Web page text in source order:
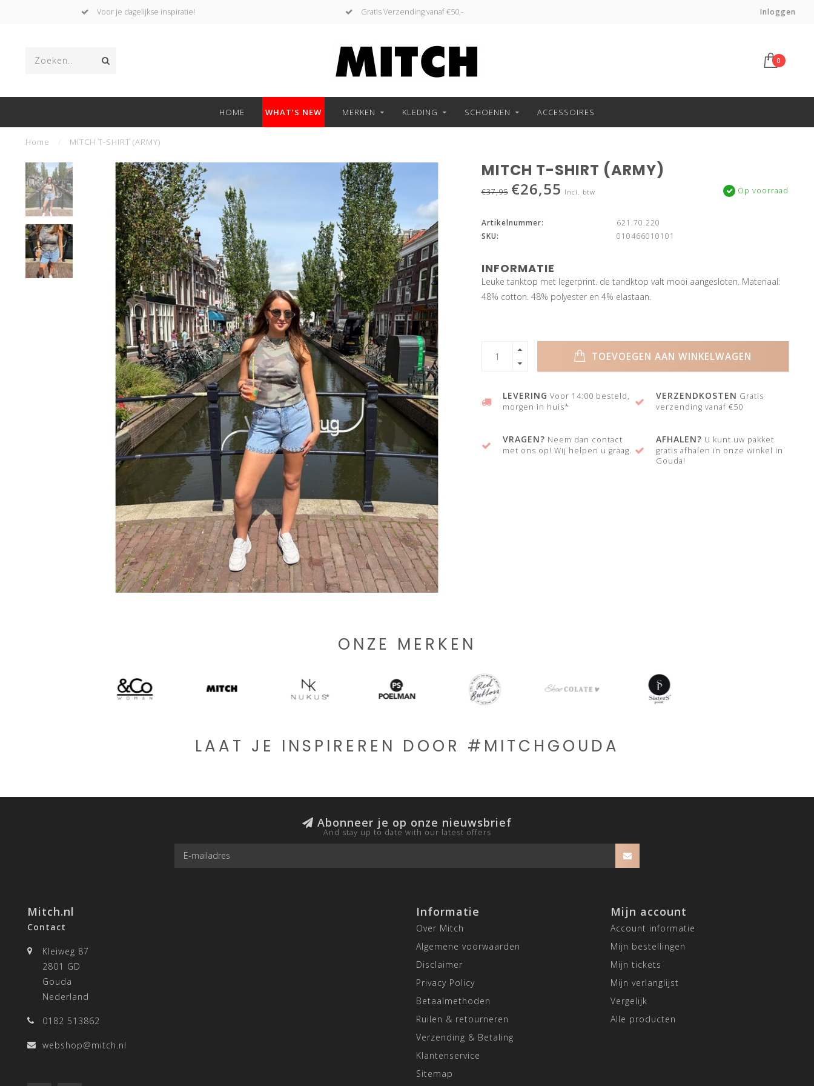
Voor je dagelijkse inspiratie! Gratis Verzending vanaf €50,- Inloggen
0
HOME WHAT’S NEW MERKEN KLEDING SCHOENEN ACCESSOIRES
Home MITCH T-SHIRT (ARMY)
MITCH T-SHIRT (ARMY)
€37,95 €26,55 Incl. btw Op voorraad
Artikelnummer:
621.70.220
SKU:
010466010101
INFORMATIE
Leuke tanktop met legerprint. de tandktop valt mooi aangesloten. Materiaal:
48% cotton. 48% polyester en 4% elastaan.
TOEVOEGEN AAN WINKELWAGEN
LEVERING Voor 14:00 besteld,
morgen in huis*
VERZENDKOSTEN Gratis
verzending vanaf €50
VRAGEN? Neem dan contact
met ons op! Wij helpen u graag.
AFHALEN? U kunt uw pakket
gratis afhalen in onze winkel in
Gouda!
ONZE MERKEN
LAAT JE INSPIREREN DOOR #MITCHGOUDA
Abonneer je op onze nieuwsbrief
And stay up to date with our latest offers
Mitch.nl
Contact
Kleiweg 87
2801 GD
Gouda
Nederland
0182 513862
webshop@mitch.nl
Informatie
Over Mitch
Algemene voorwaarden
Disclaimer
Privacy Policy
Betaalmethoden
Ruilen & retourneren
Verzending & Betaling
Klantenservice
Sitemap
Mijn account
Account informatie
Mijn bestellingen
Mijn tickets
Mijn verlanglijst
Vergelijk
Alle producten